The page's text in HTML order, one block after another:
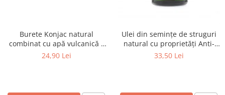
Burete Konjac natural
combinat cu apă vulcanică -
Santo Volcano Spa
24,90 Lei
Ulei din semințe de struguri
natural cu proprietăți Anti-
Aging - Olive Spa
33,50 Lei